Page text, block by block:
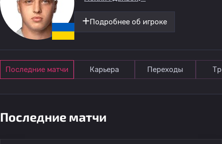
Подробнее об игроке
Последние матчи Карьера Переходы
Последние матчи